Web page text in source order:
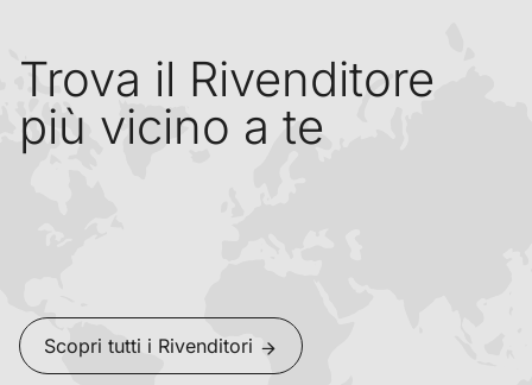
Trova il Rivenditore
più vicino a te
Scopri tutti i Rivenditori